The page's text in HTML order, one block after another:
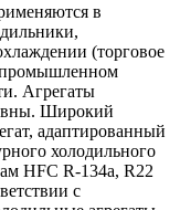
в
(торговое
промышленном
Агрегаты
Широкий
адаптированный
холодильного
HFC R-134a, R22
с